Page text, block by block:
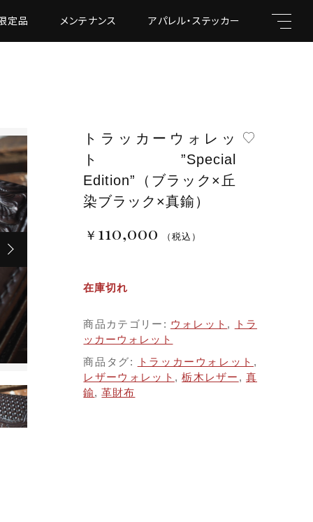
定品 メンテナンス アパレル・ステッカー
トラッカーウォレッ
ト”Special
Edition”（ブラック×丘
染ブラック×真鍮）
￥ 110,000 （税込）
在庫切れ
商品カテゴリー: ウォレット ,
トラ
ッカーウォレット
商品タグ:
トラッカーウォレット ,
レザーウォレット ,栃木レザー ,真
鍮,革財布
る
キーワード
親カテゴリ
子カテゴリ
価格帯